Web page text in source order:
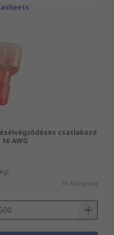
csatlakozó
AWG
31 Ft/egység